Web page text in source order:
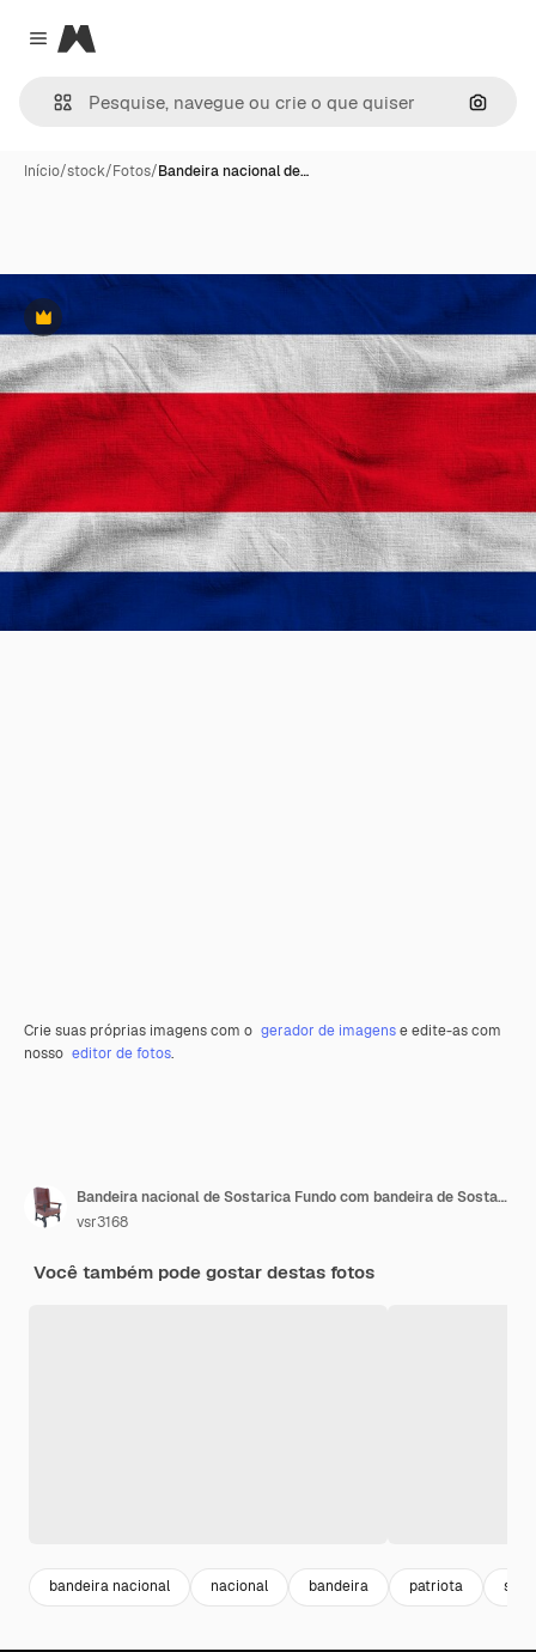
Close menu
Magnific
Início/stock/Fotos/Bandeira nacional de…
Premium
Crie suas próprias imagens com o gerador de imagense edite-as com
nosso editor de fotos.
Bandeira nacional de Sostarica Fundo com bandeira de Sostarica
vsr3168
Você também pode gostar destas fotos
bandeira nacional nacional bandeira patriota